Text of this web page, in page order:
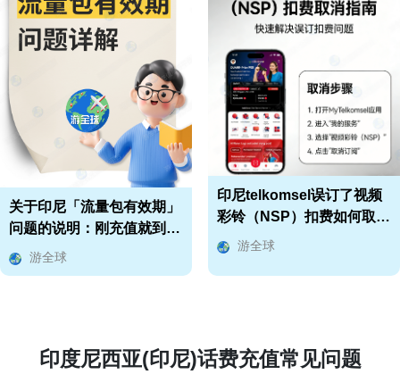
关于印尼「流量包有效期」
问题的说明：刚充值就到
期？时间对不上？等
游全球
印尼telkomsel误订了视频
彩铃（NSP）扣费如何取
消？游全球
印度尼西亚(印尼)话费充值常见问题